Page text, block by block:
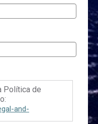
Política de
and-